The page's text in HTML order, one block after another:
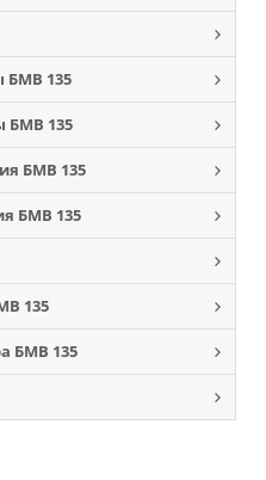
БМВ 135
БМВ 135
БМВ 135
БМВ 135
135
БМВ 135